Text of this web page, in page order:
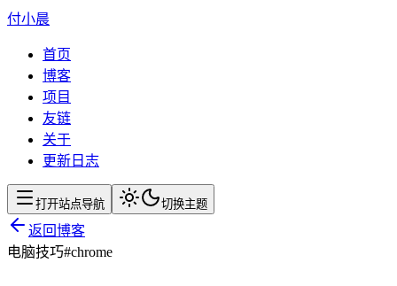
付小晨
首页
博客
项目
友链
关于
更新日志
打开站点导航 切换主题
返回博客
电脑技巧#chrome